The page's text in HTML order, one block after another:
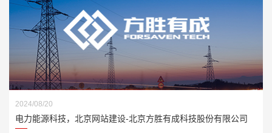
2024/08/20
电力能源科技，北京网站建设-北京方胜有成科技股份有限公司